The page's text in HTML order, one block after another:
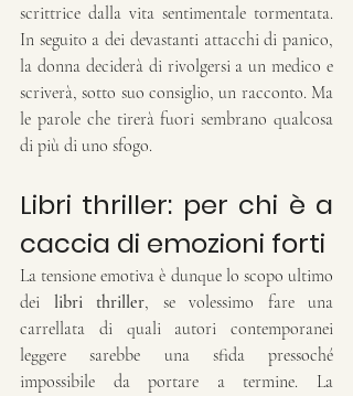
scrittrice dalla vita sentimentale tormentata.
In seguito a dei devastanti attacchi di panico,
la donna deciderà di rivolgersi a un medico e
scriverà, sotto suo consiglio, un racconto. Ma
le parole che tirerà fuori sembrano qualcosa
di più di uno sfogo.
Libri thriller: per chi è a
caccia di emozioni forti
La tensione emotiva è dunque lo scopo ultimo
dei libri thriller, se volessimo fare una
carrellata di quali autori contemporanei
leggere sarebbe una sfida pressoché
impossibile da portare a termine. La